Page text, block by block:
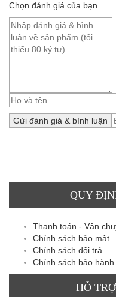
Chọn đánh giá của bạn
QUY
Thanh toán - Vận
Chính sách bảo mật
Chính sách đổi trả
Chính sách bảo hành
HỖ